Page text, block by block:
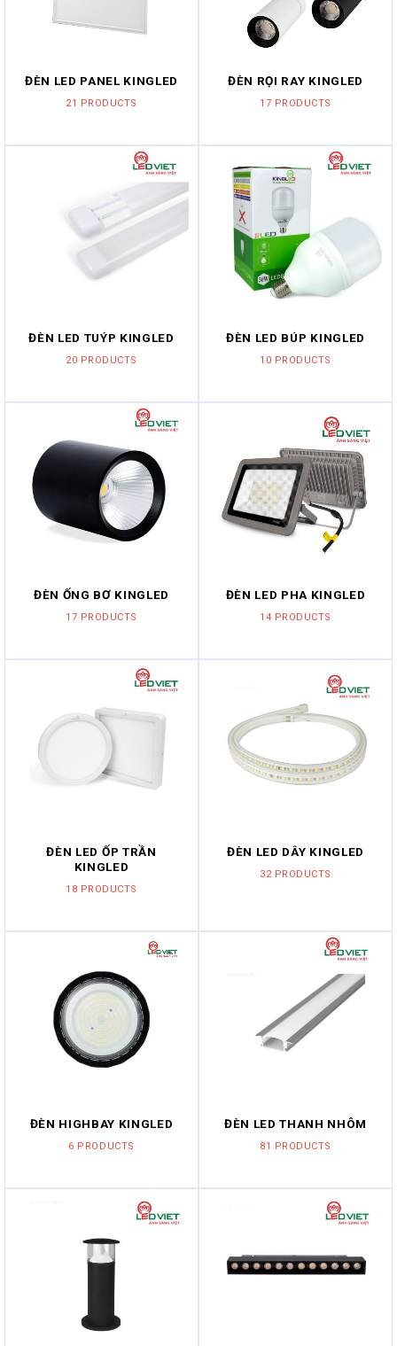
ĐÈN LED PANEL KINGLED
21 PRODUCTS
ĐÈN RỌI RAY KINGLED
17 PRODUCTS
ĐÈN LED TUÝP KINGLED
20 PRODUCTS
ĐÈN LED BÚP KINGLED
10 PRODUCTS
ĐÈN ỐNG BƠ KINGLED
17 PRODUCTS
ĐÈN LED PHA KINGLED
14 PRODUCTS
ĐÈN LED ỐP TRẦN
KINGLED
18 PRODUCTS
ĐÈN LED DÂY KINGLED
32 PRODUCTS
ĐÈN HIGHBAY KINGLED
6 PRODUCTS
ĐÈN LED THANH NHÔM
81 PRODUCTS